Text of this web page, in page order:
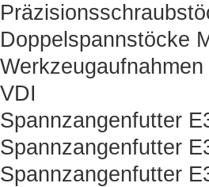
Doppelspannstöcke
Werkzeugaufnahmen
VDI
Spannzangenfutter
Spannzangenfutter
Spannzangenfutter